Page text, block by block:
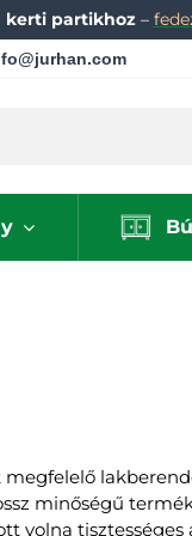
kerti partikhoz–
minőségű
volna tisztességes